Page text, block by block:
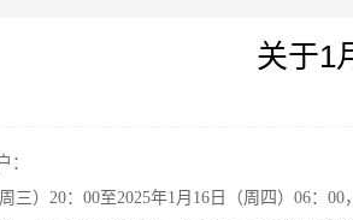
关于1
：
三） 20：00至2025年1月 16 日（周四） 06：00